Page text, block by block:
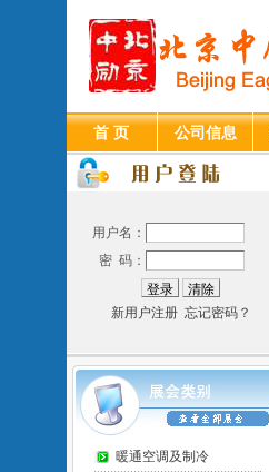
首 页 公司信息
用户名：
密 码：
新用户注册 忘记密码？
暖通空调及制冷